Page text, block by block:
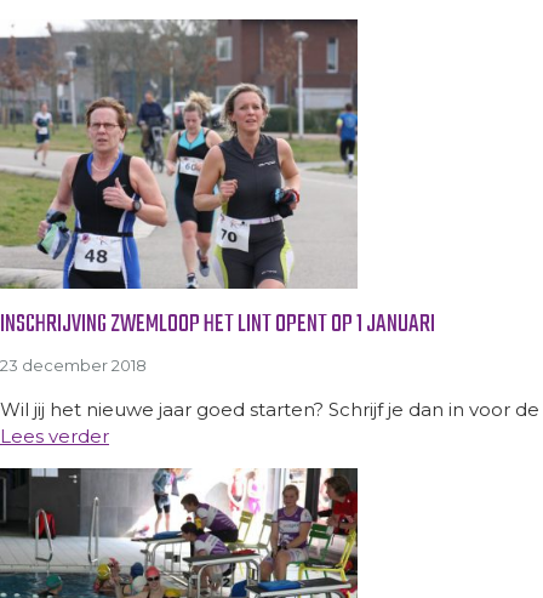
INSCHRIJVING ZWEMLOOP HET LINT OPENT OP 1 JANUARI
23 december 2018
Wil jij het nieuwe jaar goed starten? Schrijf je dan in voor
Lees verder